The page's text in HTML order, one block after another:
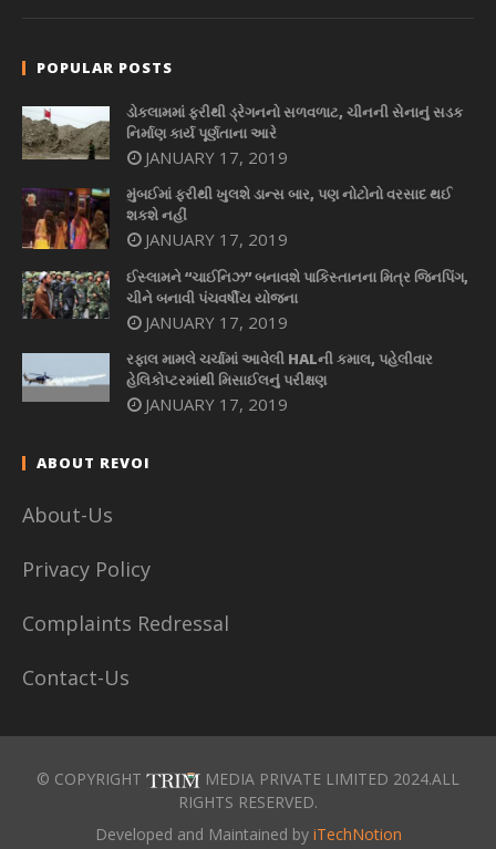
POPULAR POSTS
ડોકલામમાં ફરીથી ડ્રેગનનો સળવળાટ, ચીનની સેનાનું સડક
નિર્માણ કાર્ય પૂર્ણતાના આરે
JANUARY 17, 2019
મુંબઈમાં ફરીથી ખુલશે ડાન્સ બાર, પણ નોટોનો વરસાદ થઈ
શકશે નહીં
JANUARY 17, 2019
ઈસ્લામને “ચાઈનિઝ” બનાવશે પાકિસ્તાનના મિત્ર જિનપિંગ,
ચીને બનાવી પંચવર્ષીય યોજના
JANUARY 17, 2019
રફાલ મામલે ચર્ચામાં આવેલી HALની કમાલ, પહેલીવાર
હેલિકોપ્ટરમાંથી મિસાઈલનું પરીક્ષણ
JANUARY 17, 2019
ABOUT REVOI
About-Us
Privacy Policy
Complaints Redressal
Contact-Us
© COPYRIGHT
MEDIA PRIVATE LIMITED 2024.ALL
RIGHTS RESERVED.
Developed and Maintained by iTechNotion